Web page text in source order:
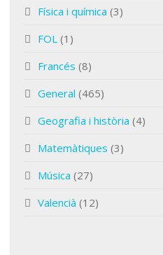
Física i química (3)
FOL (1)
Francés (8)
General (465)
Geografia i història (4)
Matemàtiques (3)
Música (27)
Valencià (12)